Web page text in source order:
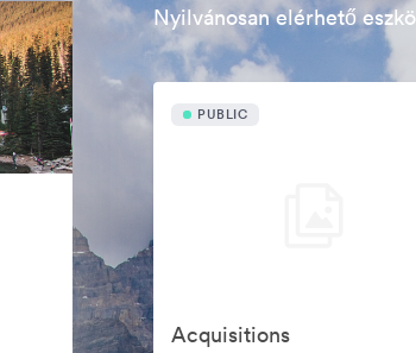
Nyilvánosan elérhető
PUBLIC
Acquisitions